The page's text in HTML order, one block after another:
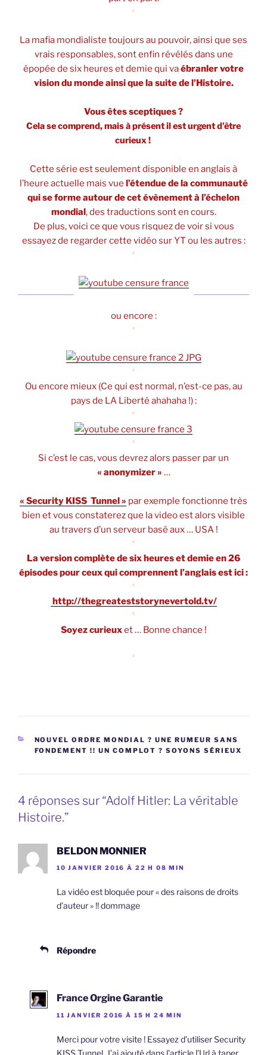
*
La mafia mondialiste toujours au pouvoir, ainsi que ses
vrais responsables, sont enfin révélés dans une
épopée de six heures et demie qui vaébranler votre
vision du monde ainsi que la suite de l’Histoire.
Vous êtes sceptiques ?
Cela se comprend, mais à présent il est urgent d’être
curieux !
Cette série est seulement disponible en anglais à
l’heure actuelle mais vue l’étendue de la communauté
qui se forme autour de cet évènement à l’échelon
mondial, des traductions sont en cours.
De plus, voici ce que vous risquez de voir si vous
essayez de regarder cette vidéo sur YT ou les autres :
*
ou encore :
*
*
Ou encore mieux (Ce qui est normal, n’est-ce pas, au
pays de LA Liberté ahahaha !) :
*
*
Si c’est le cas, vous devrez alors passer par un
« anonymizer » …
« Security KISS Tunnel » par exemple fonctionne très
bien et vous constaterez que la video est alors visible
au travers d’un serveur basé aux … USA !
*
La version complète de six heures et demie en 26
épisodes pour ceux qui comprennent l’anglais est ici :
*
http://thegreateststorynevertold.tv/
*
Soyez curieuxet … Bonne chance !
*
CATÉGORIES
NOUVEL ORDRE MONDIAL ? UNE RUMEUR SANS
FONDEMENT !! UN COMPLOT ? SOYONS SÉRIEUX
4 réponses sur “Adolf Hitler: La véritable
Histoire.”
BELDON MONNIER
10 JANVIER 2016 À 22 H 08 MIN
La vidéo est bloquée pour « des raisons de droits
d’auteur » !! dommage
Répondre
France Orgine Garantie
11 JANVIER 2016 À 15 H 24 MIN
Merci pour votre visite ! Essayez d’utiliser Security
KISS Tunnel. J’ai ajouté dans l’article l’Url à taper